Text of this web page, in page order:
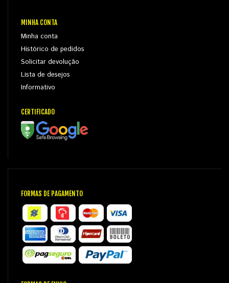
MINHA CONTA
Minha conta
Histórico de pedidos
Solicitar devolução
Lista de desejos
Informativo
CERTIFICADO
FORMAS DE PAGAMENTO